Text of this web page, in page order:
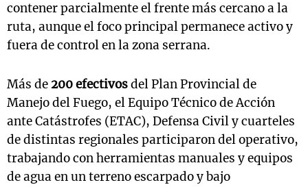
contener parcialmente el frente más cercano a la
ruta, aunque el foco principal permanece activo y
fuera de control en la zona serrana.
Más de 200 efectivosdel Plan Provincial de
Manejo del Fuego, el Equipo Técnico de Acción
ante Catástrofes (ETAC), Defensa Civil y cuarteles
de distintas regionales participaron del operativo,
trabajando con herramientas manuales y equipos
de agua en un terreno escarpado y bajo